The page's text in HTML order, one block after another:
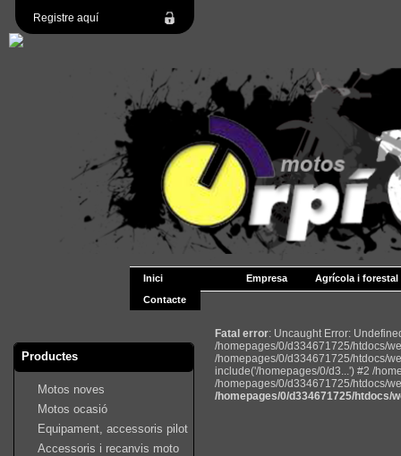
Registre aquí
Inici Empresa
Agrícola i forestal
Contacte
Productes
Motos noves
Motos ocasió
Equipament, accessoris pilot
Accessoris i recanvis moto
Fatal error: Uncaught Error:
/homepages/0/d334671725/htdocs/
/homepages/0/d334671725/htdocs/
include('/homepages/0/d3...') #2 /
/homepages/0/d334671725/htdocs/
/homepages/0/d334671725/htdocs/